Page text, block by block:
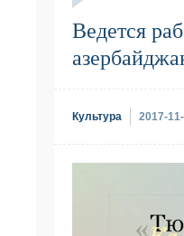
Ведется
Культура 2017-